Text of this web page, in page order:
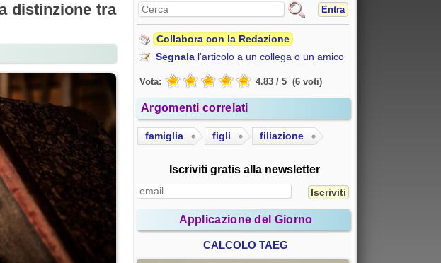
distinzione tra
Entra
Collabora con la Redazione
Segnala l'articolo a un collega o un amico
Vota: 4.83 / 5 (6 voti)
Argomenti correlati
famiglia figli filiazione
Iscriviti gratis alla newsletter
Applicazione del Giorno
CALCOLO TAEG